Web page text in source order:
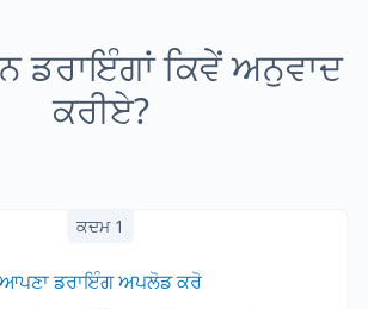
ਡਰਾਇੰਗਾਂ ਕਿਵੇਂ ਅਨੁਵਾਦ
ਕਰੀਏ?
ਕਦਮ 1
ਆਪਣਾ ਡਰਾਇੰਗ ਅਪਲੋਡ ਕਰੋ